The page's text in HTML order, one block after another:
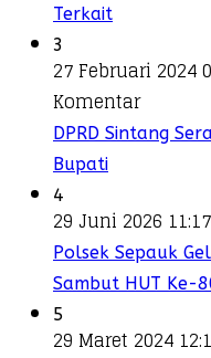
Terkait
3
27 Februari 2024
Komentar
DPRD Sintang
Bupati
4
29 Juni 2026 11:17
Polsek Sepauk
Sambut HUT Ke-
5
29 Maret 2024